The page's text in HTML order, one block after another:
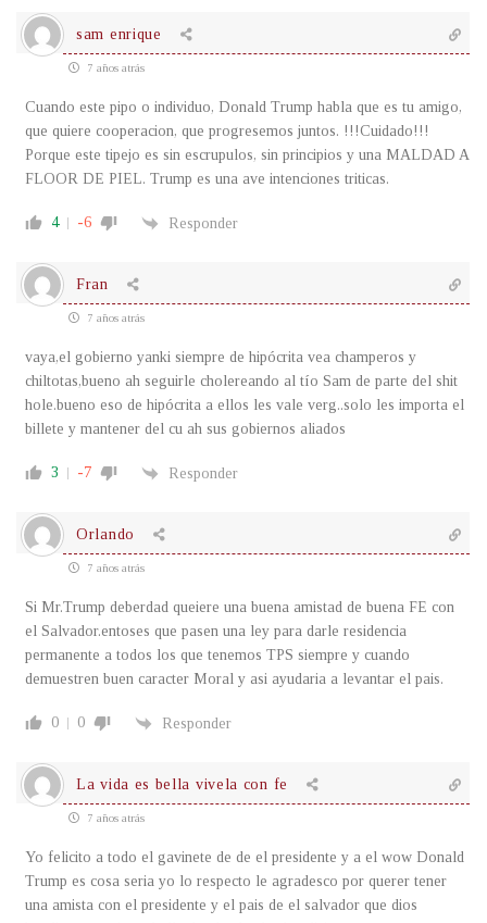
sam enrique
7 años atrás
Cuando este pipo o individuo, Donald Trump habla que es tu amigo,
que quiere cooperacion, que progresemos juntos. !!!Cuidado!!!
Porque este tipejo es sin escrupulos, sin principios y una MALDAD A
FLOOR DE PIEL. Trump es una ave intenciones triticas.
4 -6 Responder
Fran
7 años atrás
vaya,el gobierno yanki siempre de hipócrita vea champeros y
chiltotas,bueno ah seguirle cholereando al tío Sam de parte del shit
hole.bueno eso de hipócrita a ellos les vale verg..solo les importa el
billete y mantener del cu ah sus gobiernos aliados
3 -7 Responder
Orlando
7 años atrás
Si Mr.Trump deberdad queiere una buena amistad de buena FE con
el Salvador.entoses que pasen una ley para darle residencia
permanente a todos los que tenemos TPS siempre y cuando
demuestren buen caracter Moral y asi ayudaria a levantar el pais.
0 0 Responder
La vida es bella vivela con fe
7 años atrás
Yo felicito a todo el gavinete de de el presidente y a el wow Donald
Trump es cosa seria yo lo respecto le agradesco por querer tener
una amista con el presidente y el pais de el salvador que dios